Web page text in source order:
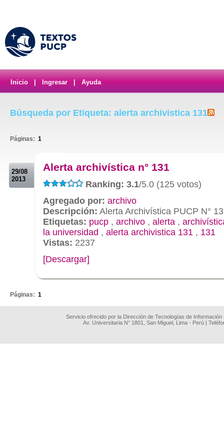
Inicio Ingresar Ayuda
Búsqueda por Etiqueta: alerta archivistica 131
Páginas: 1
29/08
2013
Alerta archivística n° 131
Ranking: 3.1/5.0 (125 votos)
Agregado por: archivo
Descripción: Alerta Archivística PUCP N°
Etiquetas: pucp , archivo , alerta ,
la universidad , alerta archivistica 131 , 131
Vistas: 2237
[Descargar]
Páginas: 1
Servicio ofrecido por la Dirección de Tecnologías de
Av. Universitaria N° 1801, San Miguel, Lima - Perú |